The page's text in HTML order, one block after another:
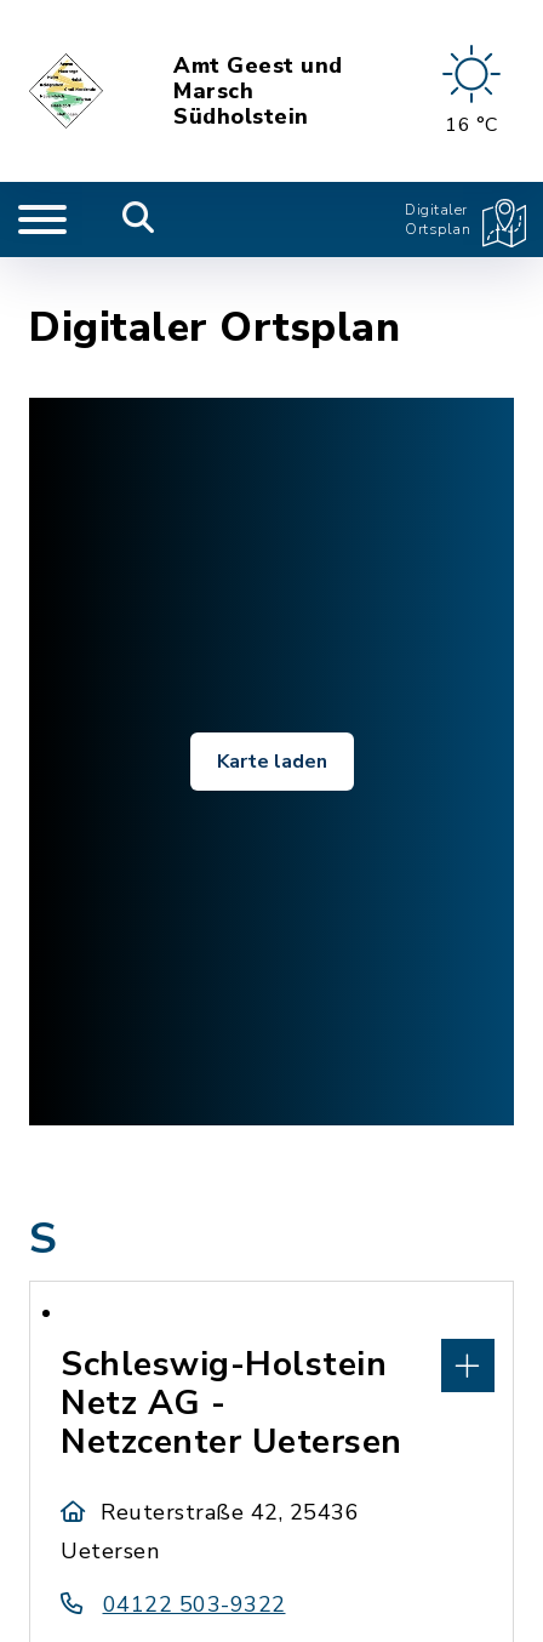
Amt Geest und
Marsch
Südholstein
16 °C
Digitaler
Ortsplan
Digitaler Ortsplan
Karte laden
S
Schleswig-Holstein
Netz AG -
Netzcenter Uetersen
Reuterstraße 42, 25436
Uetersen
04122 503-9322